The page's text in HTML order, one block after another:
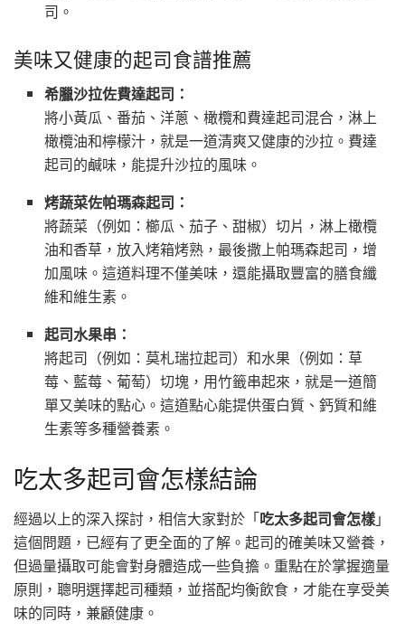
司。
美味又健康的起司食譜推薦
希臘沙拉佐費達起司：
將小黃瓜、番茄、洋蔥、橄欖和費達起司混合，淋上
橄欖油和檸檬汁，就是一道清爽又健康的沙拉。費達
起司的鹹味，能提升沙拉的風味。
烤蔬菜佐帕瑪森起司：
將蔬菜（例如：櫛瓜、茄子、甜椒）切片，淋上橄欖
油和香草，放入烤箱烤熟，最後撒上帕瑪森起司，增
加風味。這道料理不僅美味，還能攝取豐富的膳食纖
維和維生素。
起司水果串：
將起司（例如：莫札瑞拉起司）和水果（例如：草
莓、藍莓、葡萄）切塊，用竹籤串起來，就是一道簡
單又美味的點心。這道點心能提供蛋白質、鈣質和維
生素等多種營養素。
吃太多起司會怎樣結論
經過以上的深入探討，相信大家對於「吃太多起司會怎樣」
這個問題，已經有了更全面的了解。起司的確美味又營養，
但過量攝取可能會對身體造成一些負擔。重點在於掌握適量
原則，聰明選擇起司種類，並搭配均衡飲食，才能在享受美
味的同時，兼顧健康。